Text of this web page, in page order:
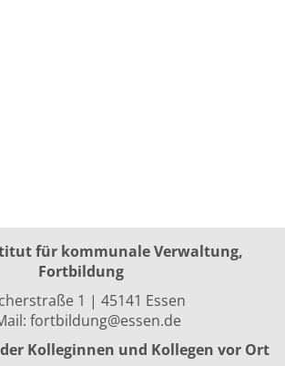
für kommunale Verwaltung,
Fortbildung
1 | 45141 Essen
fortbildung@essen.de
Kolleginnen und Kollegen vor Ort